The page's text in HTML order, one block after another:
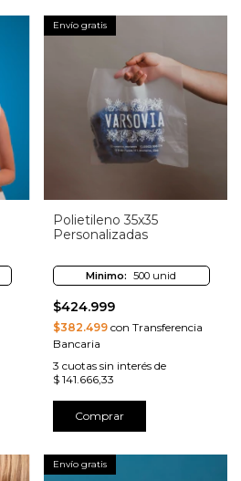
Envío gratis
Polietileno 35x35
Personalizadas
Minimo: 500 unid
$424.999
$382.499con Transferencia
Bancaria
3 cuotas sin interés de
$ 141.666,33
Comprar
Envío gratis